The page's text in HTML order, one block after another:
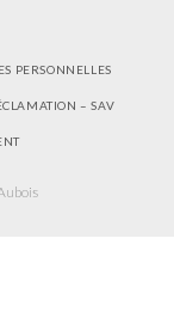
PERSONNELLES
– SAV